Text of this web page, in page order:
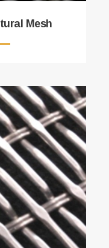
Mesh